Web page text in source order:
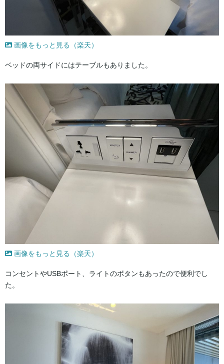
画像をもっと見る（楽天）
ベッドの両サイドにはテーブルもありました。
画像をもっと見る（楽天）
コンセントやUSBポート、ライトのボタンもあったので便利でし
た。